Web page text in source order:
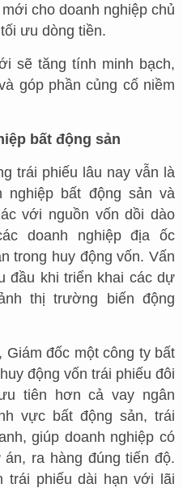
cho doanh nghiệp chủ
ưu dòng tiền.
sẽ tăng tính minh bạch,
góp phần củng cố niềm
bất động sản
trái phiếu lâu nay vẫn là
nghiệp bất động sản và
với nguồn vốn dồi dào
doanh nghiệp địa ốc
trong huy động vốn. Vấn
đầu khi triển khai các dự
thị trường biến động
Giám đốc một công ty bất
động vốn trái phiếu đôi
tiên hơn cả vay ngân
vực bất động sản, trái
giúp doanh nghiệp có
ra hàng đúng tiến độ.
trái phiếu dài hạn với lãi